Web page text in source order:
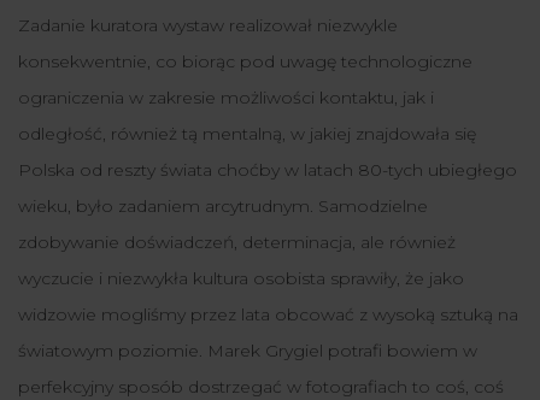
Zadanie kuratora wystaw realizował niezwykle
konsekwentnie, co biorąc pod uwagę technologiczne
ograniczenia w zakresie możliwości kontaktu, jak i
odległość, również tą mentalną, w jakiej znajdowała się
Polska od reszty świata choćby w latach 80-tych ubiegłego
wieku, było zadaniem arcytrudnym. Samodzielne
zdobywanie doświadczeń, determinacja, ale również
wyczucie i niezwykła kultura osobista sprawiły, że jako
widzowie mogliśmy przez lata obcować z wysoką sztuką na
światowym poziomie. Marek Grygiel potrafi bowiem w
perfekcyjny sposób dostrzegać w fotografiach to coś, coś